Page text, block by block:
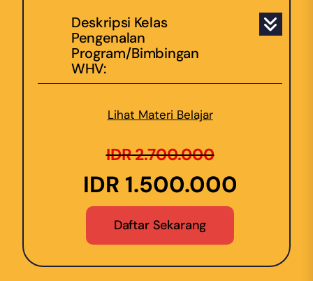
Deskripsi Kelas
Pengenalan
Program/Bimbingan
WHV:
Lihat Materi Belajar
IDR 2.700.000
IDR 1.500.000
Daftar Sekarang